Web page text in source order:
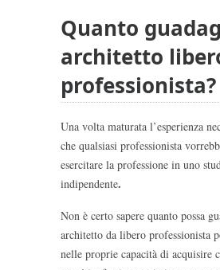
Quanto
architetto
professionista?
Una volta maturata l’esperienza
che qualsiasi professionista
esercitare la professione in uno
indipendente.
Non è certo sapere quanto possa
architetto da libero professionista
nelle proprie capacità di acquisire